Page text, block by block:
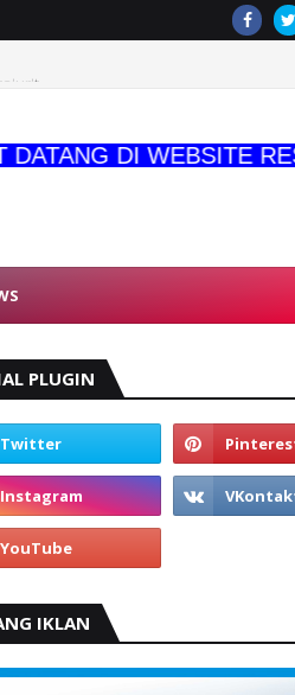
DI WEBSITE RESMI
PLUGIN
IKLAN